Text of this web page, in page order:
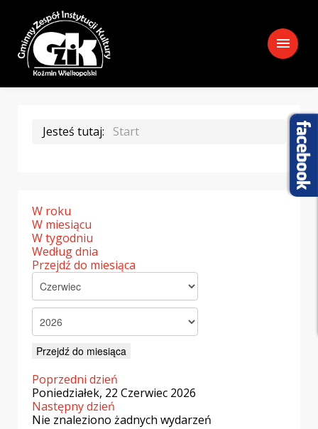
menu
Jesteś tutaj: Start
W roku
W miesiącu
W tygodniu
Według dnia
Przejdź do miesiąca
Przejdź do miesiąca
Poprzedni dzień
Poniedziałek, 22 Czerwiec 2026
Następny dzień
Nie znaleziono żadnych wydarzeń